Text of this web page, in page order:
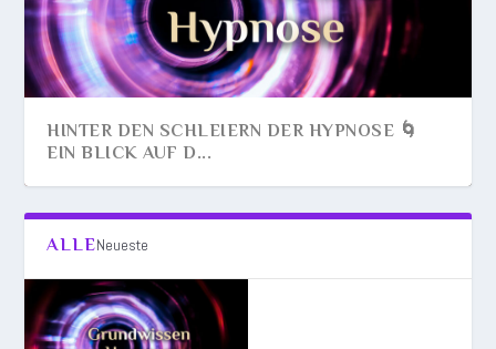
HINTER DEN SCHLEIERN DER HYPNOSE 🌀
EIN BLICK AUF D...
ALLENeueste